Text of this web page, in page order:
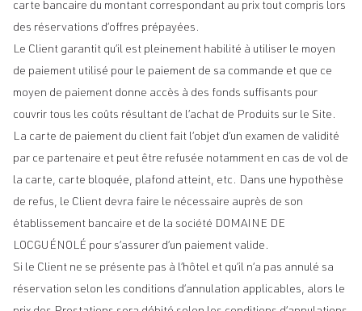
carte bancaire du montant correspondant au prix tout compris lors
des réservations d’offres prépayées.
Le Client garantit qu’il est pleinement habilité à utiliser le moyen
de paiement utilisé pour le paiement de sa commande et que ce
moyen de paiement donne accès à des fonds suffisants pour
couvrir tous les coûts résultant de l’achat de Produits sur le Site.
La carte de paiement du client fait l’objet d’un examen de validité
par ce partenaire et peut être refusée notamment en cas de vol de
la carte, carte bloquée, plafond atteint, etc. Dans une hypothèse
de refus, le Client devra faire le nécessaire auprès de son
établissement bancaire et de la société DOMAINE DE
LOCGUÉNOLÉ pour s’assurer d’un paiement valide.
Si le Client ne se présente pas à l’hôtel et qu’il n’a pas annulé sa
réservation selon les conditions d’annulation applicables, alors le